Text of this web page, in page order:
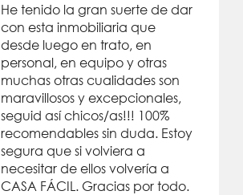
He tenido la gran suerte de dar
con esta inmobiliaria que
desde luego en trato, en
personal, en equipo y otras
muchas otras cualidades son
maravillosos y excepcionales,
seguid así chicos/as!!! 100%
recomendables sin duda. Estoy
segura que si volviera a
necesitar de ellos volvería a
CASA FÁCIL. Gracias por todo.